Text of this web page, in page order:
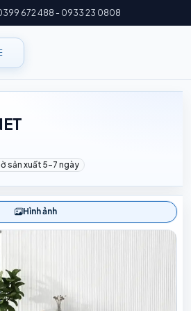
672 488 - 0933 23 0808
sản xuất 5–7 ngày
Hình ảnh